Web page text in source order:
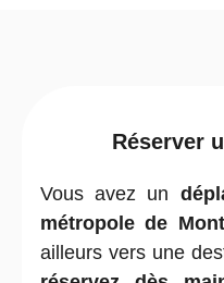
Réserver
Vous avez un
métropole de
ailleurs vers une